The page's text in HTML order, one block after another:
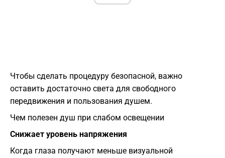
Чтобы сделать процедуру безопасной, важно
оставить достаточно света для свободного
передвижения и пользования душем.
Чем полезен душ при слабом освещении
Снижает уровень напряжения
Когда глаза получают меньше визуальной